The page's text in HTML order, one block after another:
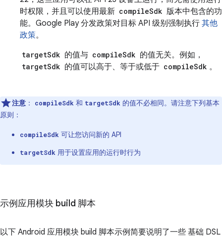
时权限，并且可以使用最新 compileSdk 版本中包含的功
能。Google Play 分发政策对目标 API 级别强制执行 其他
政策。
targetSdk 的值与 compileSdk 的值无关。例如，
targetSdk 的值可以高于、等于或低于 compileSdk 。
注意 ： compileSdk 和 targetSdk 的值不必相同。请注意下列基本
原则：
compileSdk 可让您访问新的 API
targetSdk 用于设置应用的运行时行为
示例应用模块 build 脚本
以下 Android 应用模块 build 脚本示例简要说明了一些 基础 DSL